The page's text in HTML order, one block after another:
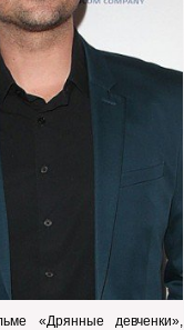
«Дрянные девченки»,